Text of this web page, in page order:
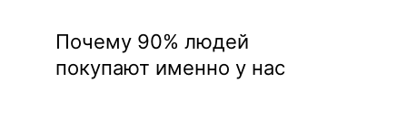
Почему 90% людей
покупают именно у нас